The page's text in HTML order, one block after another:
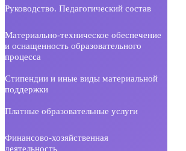
Руководство. Педагогический состав
Материально-техническое обеспечение
и оснащенность образовательного
процесса
Стипендии и иные виды материальной
поддержки
Платные образовательные услуги
Финансово-хозяйственная
деятельность